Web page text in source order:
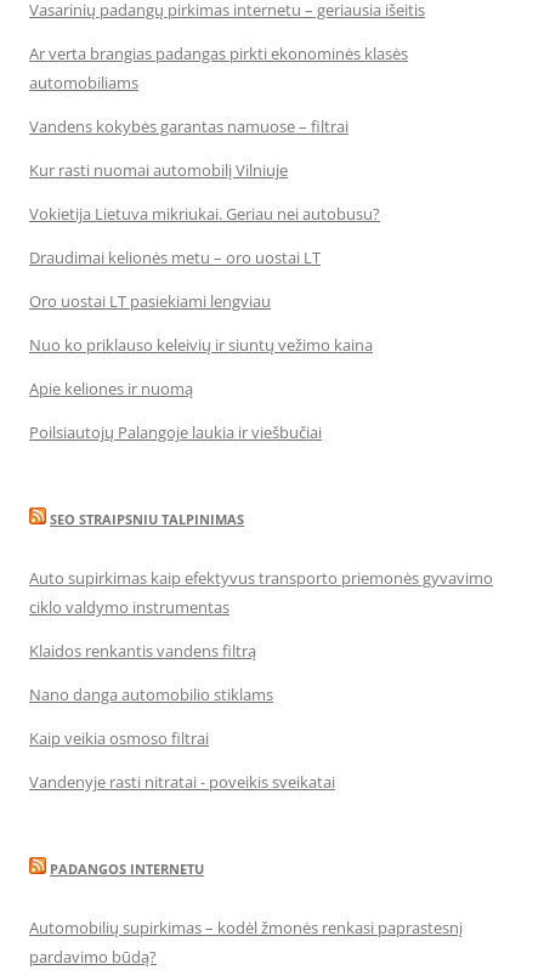
Vasarinių padangų pirkimas internetu – geriausia išeitis
Ar verta brangias padangas pirkti ekonominės klasės
automobiliams
Vandens kokybės garantas namuose – filtrai
Kur rasti nuomai automobilį Vilniuje
Vokietija Lietuva mikriukai. Geriau nei autobusu?
Draudimai kelionės metu – oro uostai LT
Oro uostai LT pasiekiami lengviau
Nuo ko priklauso keleivių ir siuntų vežimo kaina
Apie keliones ir nuomą
Poilsiautojų Palangoje laukia ir viešbučiai
SEO STRAIPSNIU TALPINIMAS
Auto supirkimas kaip efektyvus transporto priemonės gyvavimo
ciklo valdymo instrumentas
Klaidos renkantis vandens filtrą
Nano danga automobilio stiklams
Kaip veikia osmoso filtrai
Vandenyje rasti nitratai - poveikis sveikatai
PADANGOS INTERNETU
Automobilių supirkimas – kodėl žmonės renkasi paprastesnį
pardavimo būdą?